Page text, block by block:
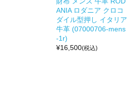
ANIA ロダニア クロコ
ダイル型押し イタリア
牛革 (07000706-mens
-1r)
¥16,500(税込)